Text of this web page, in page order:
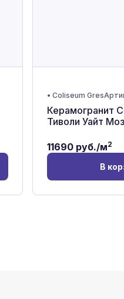
• Coliseum Gres
Керамогранит
Тиволи Уайт
11690 руб./м2
В